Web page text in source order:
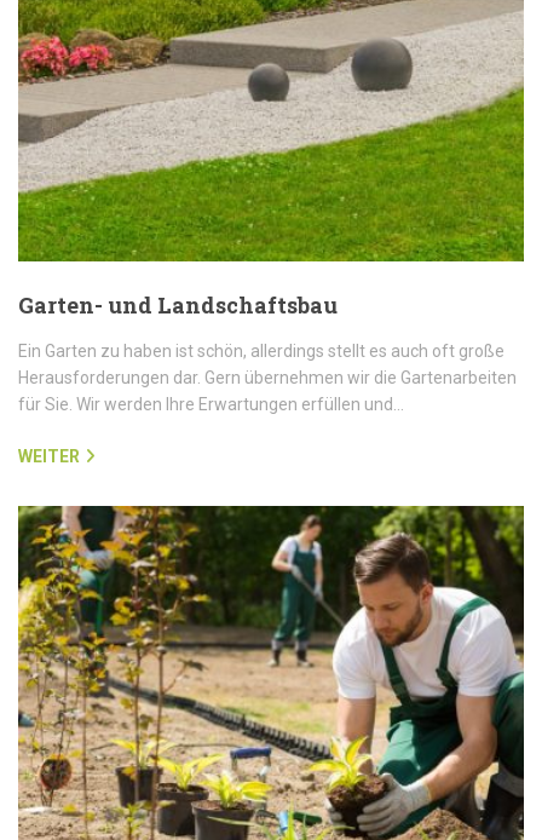
Garten- und Landschaftsbau
Ein Garten zu haben ist schön, allerdings stellt es auch oft große
Herausforderungen dar. Gern übernehmen wir die Gartenarbeiten
für Sie. Wir werden Ihre Erwartungen erfüllen und…
WEITER